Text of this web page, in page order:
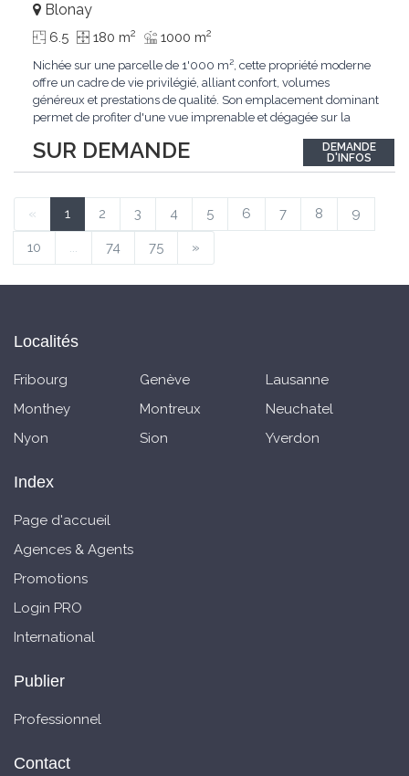
SUR DEMANDE
Blonay
6.5 180 m2 1000 m2
Nichée sur une parcelle de 1'000 m², cette propriété moderne
offre un cadre de vie privilégié, alliant confort, volumes
généreux et prestations de qualité. Son emplacement dominant
permet de profiter d'une vue imprenable et dégagée sur la
excavé, cette villa propose une surface habitable utile de plus
de 260 m², soigneusement...
DEMANDE
D'INFOS
« 1 2 3 4 5 6 7 8 9
10 ... 74 75 »
Localités
Fribourg Genève
Lausanne
Monthey
Montreux
Neuchatel
Nyon
Sion Yverdon
Index
Page d'accueil
Agences & Agents
Promotions
Login PRO
International
Publier
Professionnel
Contact